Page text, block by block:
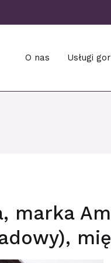
O nas Usługi
marka